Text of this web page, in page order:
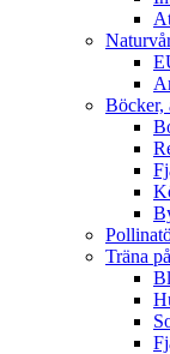
Böcker,
Träna